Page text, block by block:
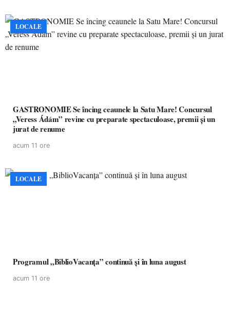
LOCALE
GASTRONOMIE Se încing ceaunele la Satu Mare! Concursul
„Veress Ádám” revine cu preparate spectaculoase, premii și un
jurat de renume
acum 11 ore
LOCALE
Programul „BiblioVacanța” continuă și în luna august
acum 11 ore